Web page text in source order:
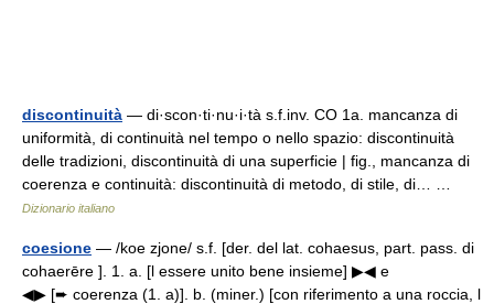
discontinuità — di·scon·ti·nu·i·tà s.f.inv. CO 1a. mancanza di
uniformità, di continuità nel tempo o nello spazio: discontinuità
delle tradizioni, discontinuità di una superficie | fig., mancanza di
coerenza e continuità: discontinuità di metodo, di stile, di… …
Dizionario italiano
coesione — /koe zjone/ s.f. [der. del lat. cohaesus, part. pass. di
cohaerēre ]. 1. a. [l essere unito bene insieme] ▶◀ e
◀▶ [➨ coerenza (1. a)]. b. (miner.) [con riferimento a una roccia, l